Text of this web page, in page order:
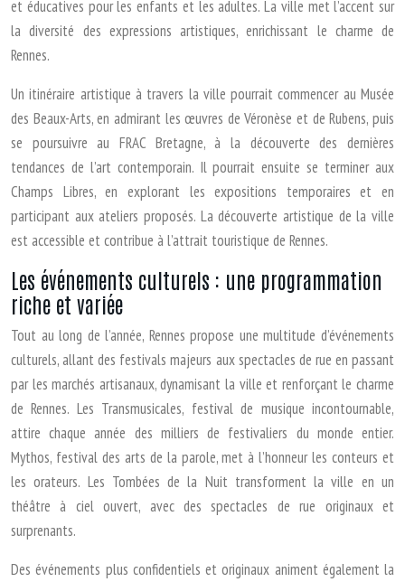
et éducatives pour les enfants et les adultes. La ville met l’accent sur
la diversité des expressions artistiques, enrichissant le charme de
Rennes.
Un itinéraire artistique à travers la ville pourrait commencer au Musée
des Beaux-Arts, en admirant les œuvres de Véronèse et de Rubens, puis
se poursuivre au FRAC Bretagne, à la découverte des dernières
tendances de l’art contemporain. Il pourrait ensuite se terminer aux
Champs Libres, en explorant les expositions temporaires et en
participant aux ateliers proposés. La découverte artistique de la ville
est accessible et contribue à l’attrait touristique de Rennes.
Les événements culturels : une programmation
riche et variée
Tout au long de l’année, Rennes propose une multitude d’événements
culturels, allant des festivals majeurs aux spectacles de rue en passant
par les marchés artisanaux, dynamisant la ville et renforçant le charme
de Rennes. Les Transmusicales, festival de musique incontournable,
attire chaque année des milliers de festivaliers du monde entier.
Mythos, festival des arts de la parole, met à l’honneur les conteurs et
les orateurs. Les Tombées de la Nuit transforment la ville en un
théâtre à ciel ouvert, avec des spectacles de rue originaux et
surprenants.
Des événements plus confidentiels et originaux animent également la